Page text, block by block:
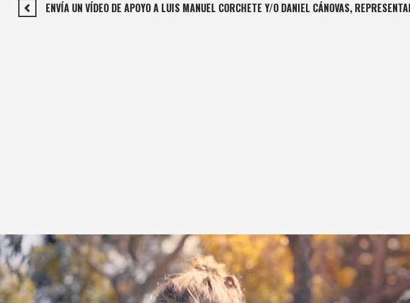
ENVÍA UN VÍDEO DE APOYO A LUIS MANUEL CORCHETE Y/O DANIEL CÁNOVAS,